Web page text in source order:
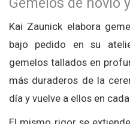
Kai Zaunick elabora
bajo pedido en su
gemelos tallados en
más duraderos de la
día y vuelve a ellos en